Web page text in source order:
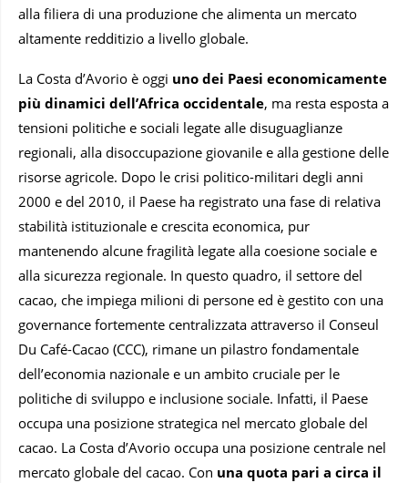
alla filiera di una produzione che alimenta un mercato
altamente redditizio a livello globale.
La Costa d’Avorio è oggi uno dei Paesi economicamente
più dinamici dell’Africa occidentale, ma resta esposta a
tensioni politiche e sociali legate alle disuguaglianze
regionali, alla disoccupazione giovanile e alla gestione delle
risorse agricole. Dopo le crisi politico-militari degli anni
2000 e del 2010, il Paese ha registrato una fase di relativa
stabilità istituzionale e crescita economica, pur
mantenendo alcune fragilità legate alla coesione sociale e
alla sicurezza regionale. In questo quadro, il settore del
cacao, che impiega milioni di persone ed è gestito con una
governance fortemente centralizzata attraverso il Conseul
Du Café-Cacao (CCC), rimane un pilastro fondamentale
dell’economia nazionale e un ambito cruciale per le
politiche di sviluppo e inclusione sociale. Infatti, il Paese
occupa una posizione strategica nel mercato globale del
cacao. La Costa d’Avorio occupa una posizione centrale nel
mercato globale del cacao. Con una quota pari a circa il